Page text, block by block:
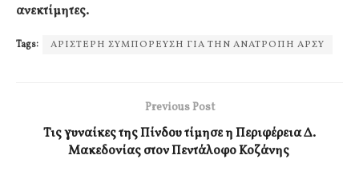
ανεκτίμητες.
Tags: ΑΡΙΣΤΕΡΗ ΣΥΜΠΟΡΕΥΣΗ ΓΙΑ ΤΗΝ ΑΝΑΤΡΟΠΗ ΑΡΣΥ
Previous Post
Τις γυναίκες της Πίνδου τίμησε η Περιφέρεια Δ.
Μακεδονίας στον Πεντάλοφο Κοζάνης